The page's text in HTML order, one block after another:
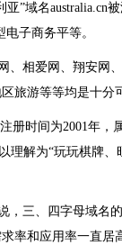
”域名australia.cn
子商务平等。
相爱网、翔安网
旅游等等均是十分
时间为2001年，
理解为“玩玩棋牌
三、四字母域名
率和应用率一直